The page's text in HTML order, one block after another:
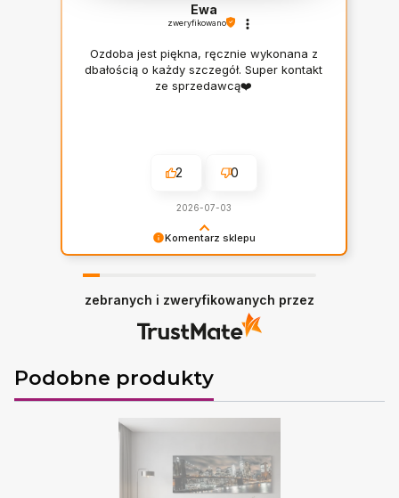
Komentarz sklepu
Ewa
zweryfikowano
Ozdoba jest piękna, ręcznie wykonana z
dbałością o każdy szczegół. Super kontakt
ze sprzedawcą❤️
2 0
2026-07-03
zebranych i zweryfikowanych przez
Podobne produkty